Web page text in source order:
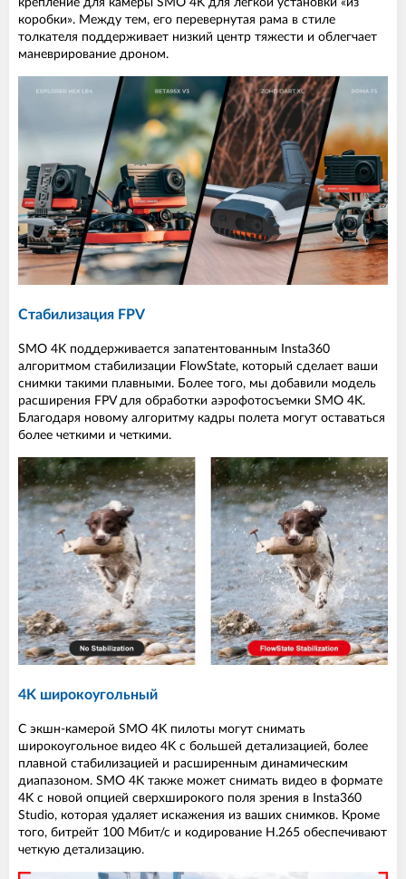
крепление для камеры SMO 4K для легкой установки «из
коробки». Между тем, его перевернутая рама в стиле
толкателя поддерживает низкий центр тяжести и облегчает
маневрирование дроном.
Стабилизация FPV
SMO 4K поддерживается запатентованным Insta360
алгоритмом стабилизации FlowState, который сделает ваши
снимки такими плавными. Более того, мы добавили модель
расширения FPV для обработки аэрофотосъемки SMO 4K.
Благодаря новому алгоритму кадры полета могут оставаться
более четкими и четкими.
4K широкоугольный
С экшн-камерой SMO 4K пилоты могут снимать
широкоугольное видео 4K с большей детализацией, более
плавной стабилизацией и расширенным динамическим
диапазоном. SMO 4K также может снимать видео в формате
4K с новой опцией сверхширокого поля зрения в Insta360
Studio, которая удаляет искажения из ваших снимков. Кроме
того, битрейт 100 Мбит/с и кодирование H.265 обеспечивают
четкую детализацию.